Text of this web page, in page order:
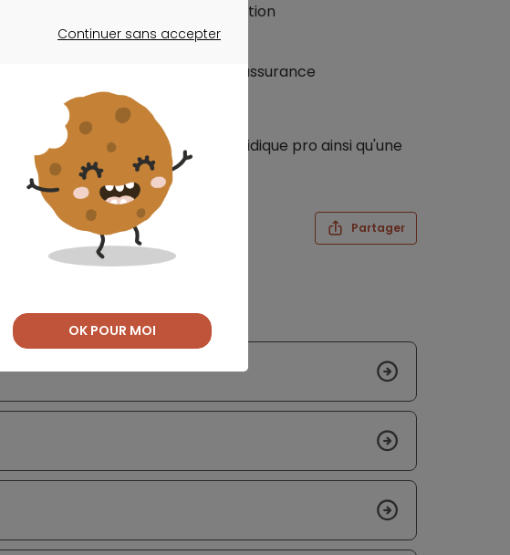
santé, assurance hospitalisation
scolaire, assurance famille, assurance
revenus
une assurance protection juridique pro ainsi qu'une
Partager
Continuer sans accepter
OK POUR MOI